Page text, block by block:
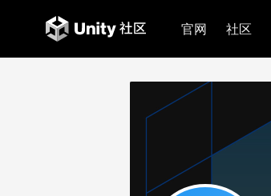
官网 社区